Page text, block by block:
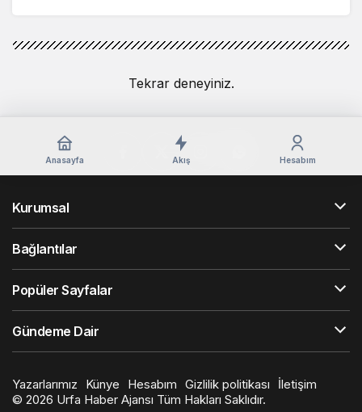
Tekrar deneyiniz.
Anasayfa Akış Hesabım
Kurumsal
Bağlantılar
Popüler Sayfalar
Gündeme Dair
Yazarlarımız Künye Hesabım Gizlilik politikası
İletişim
© 2026 Urfa Haber Ajansı Tüm Hakları Saklıdır.